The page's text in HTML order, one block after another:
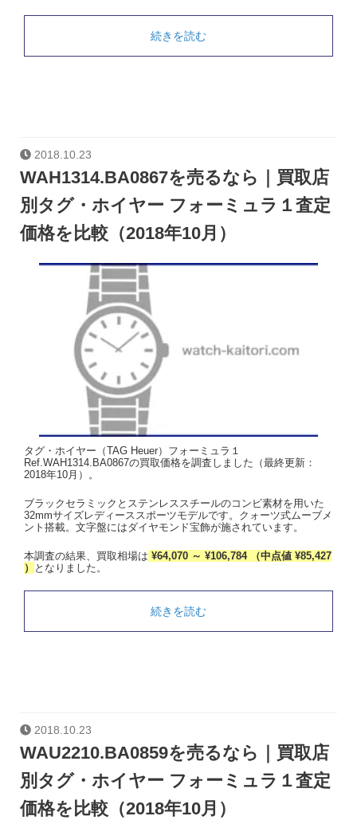
続きを読む
2018.10.23
WAH1314.BA0867を売るなら｜買取店
別タグ・ホイヤー フォーミュラ１査定
価格を比較（2018年10月）
タグ・ホイヤー（TAG Heuer）フォーミュラ１
Ref.WAH1314.BA0867の買取価格を調査しました（最終更新：
2018年10月）。
ブラックセラミックとステンレススチールのコンビ素材を用いた
32mmサイズレディーススポーツモデルです。クォーツ式ムーブメ
ント搭載。文字盤にはダイヤモンド宝飾が施されています。
本調査の結果、買取相場は ¥64,070 ～ ¥106,784 （中点値 ¥85,427
）
となりました。
続きを読む
2018.10.23
WAU2210.BA0859を売るなら｜買取店
別タグ・ホイヤー フォーミュラ１査定
価格を比較（2018年10月）